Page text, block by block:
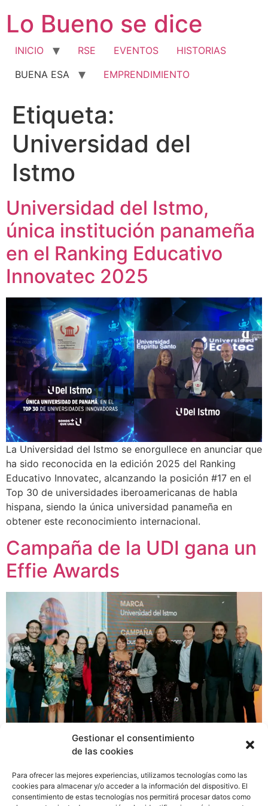
Gestionar el consentimiento
de las cookies
Para ofrecer las mejores experiencias, utilizamos tecnologías como las
cookies para almacenar y/o acceder a la información del dispositivo. El
consentimiento de estas tecnologías nos permitirá procesar datos como
contenido
Lo Bueno se dice
INICIO RSE EVENTOS
HISTORIAS
BUENA ESA
EMPRENDIMIENTO
Etiqueta:
Universidad del
Istmo
Universidad del Istmo,
única institución panameña
en el Ranking Educativo
Innovatec 2025
La Universidad del Istmo se enorgullece en anunciar que
ha sido reconocida en la edición 2025 del Ranking
Educativo Innovatec, alcanzando la posición #17 en el
Top 30 de universidades iberoamericanas de habla
hispana, siendo la única universidad panameña en
obtener este reconocimiento internacional.
Campaña de la UDI gana un
Effie Awards
En la Universidad del Istmo se atrevieron a salir de la
caja y a hacer marketing de forma diferente,
convirtiéndose en la primera universidad en Panamá en